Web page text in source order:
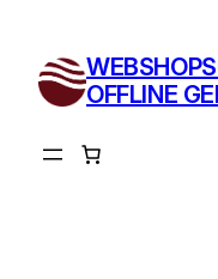
inhoud
OFFLINE